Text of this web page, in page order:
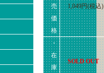
売
価
格
1,049円(税込)
・
在
庫
SOLD OUT